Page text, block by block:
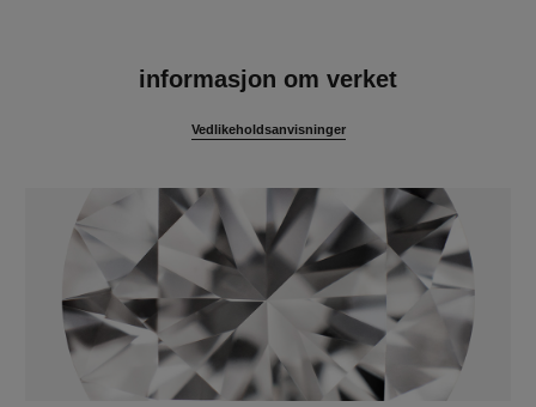
informasjon om verket
Vedlikeholdsanvisninger